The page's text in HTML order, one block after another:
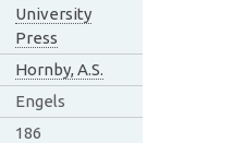
University
Press
Hornby, A.S.
Engels
186